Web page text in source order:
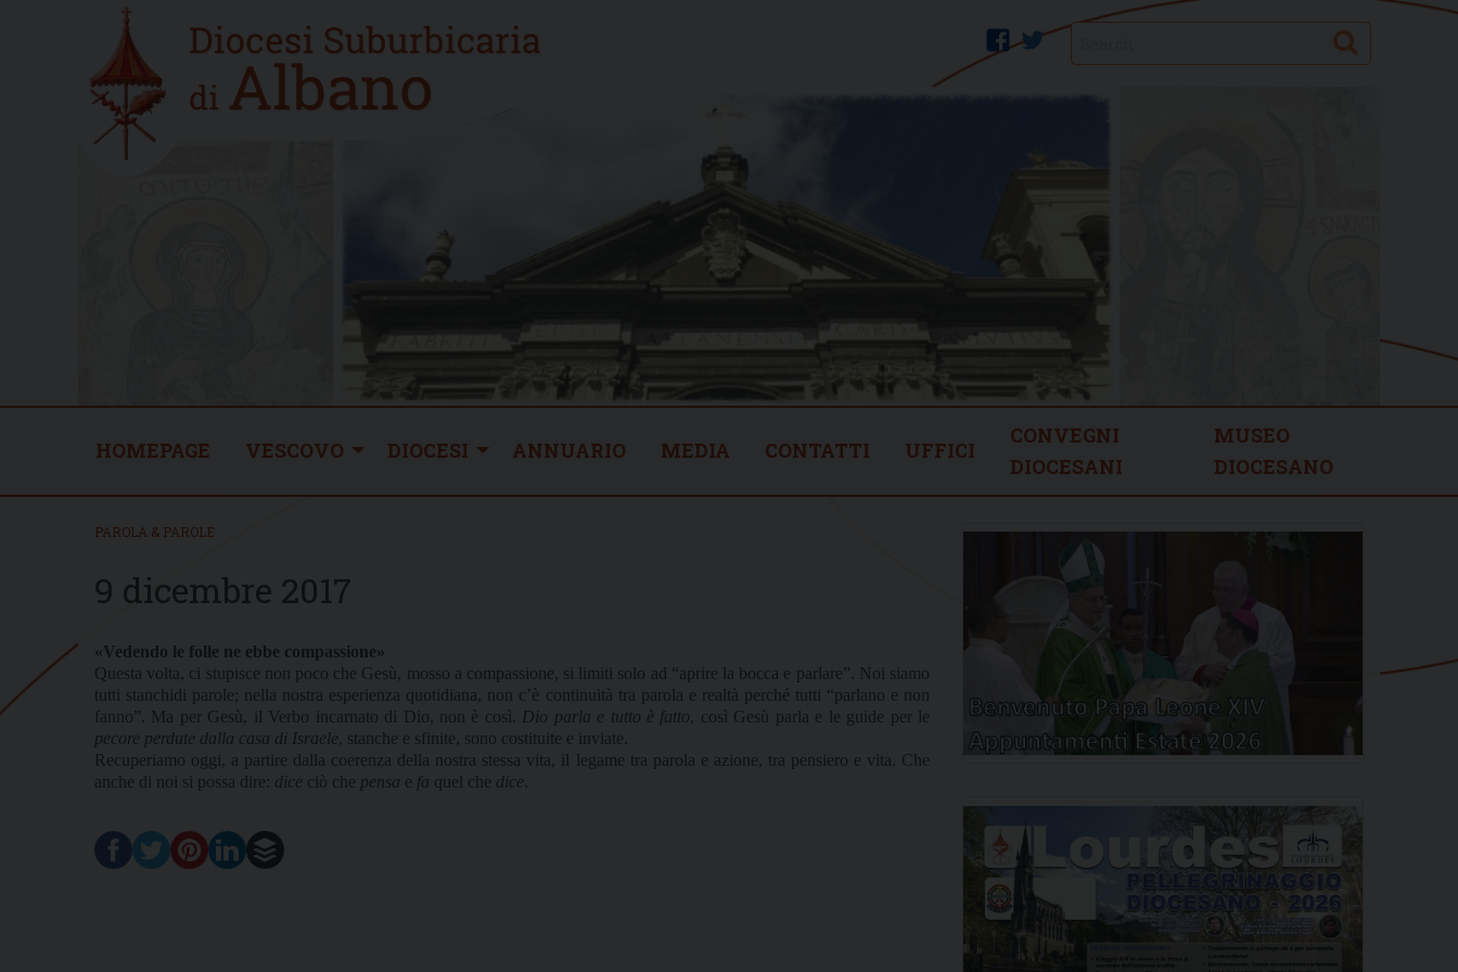
Home
new
twitter
facebook Search
HOMEPAGE VESCOVO DIOCESI ANNUARIO MEDIA CONTATTI UFFICI
CONVEGNI
DIOCESANI
MUSEO
DIOCESANO
PAROLA & PAROLE
9 dicembre 2017
«Vedendo le folle ne ebbe compassione»
Questa volta, ci stupisce non poco che Gesù, mosso a compassione, si limiti solo ad “aprire la bocca e parlare”. Noi siamo
tutti stanchidi parole; nella nostra esperienza quotidiana, non c’è continuità tra parola e realtà perché tutti “parlano e non
fanno”. Ma per Gesù, il Verbo incarnato di Dio, non è così.
Dio parla e tutto è fatto, così Gesù parla e le guide per le
pecore perdute dalla casa di Israele, stanche e sfinite, sono costituite e inviate.
Recuperiamo oggi, a partire dalla coerenza della nostra stessa vita, il legame tra parola e azione, tra pensiero e vita. Che
anche di noi si possa dire: dice ciò che pensa e fa quel che dice